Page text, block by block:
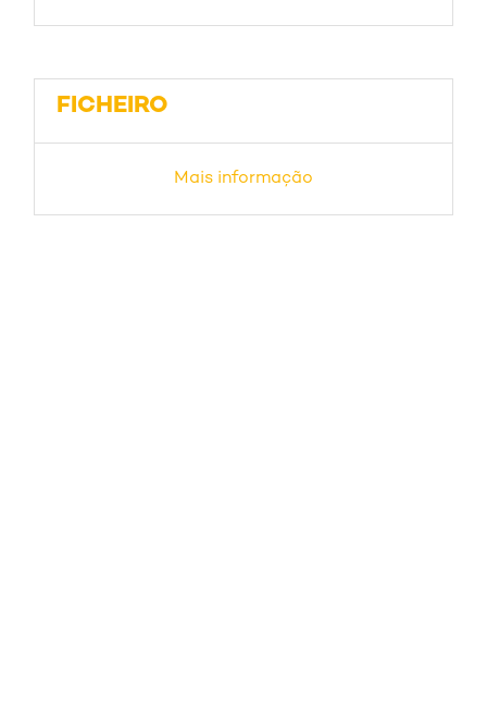
FICHEIRO
Mais informação